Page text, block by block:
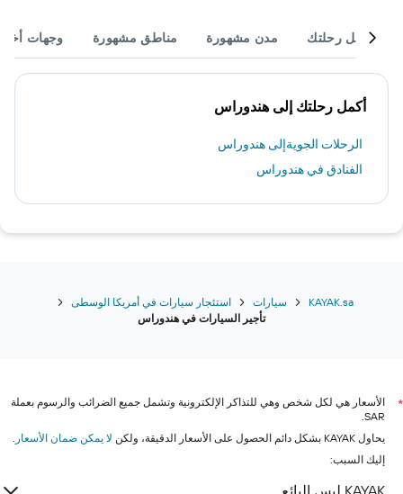
أكمل رحلتك مدن مشهورة مناطق مشهورة وجهات
أكمل رحلتك إلى هندوراس
الرحلات الجويةإلى هندوراس
الفنادق في هندوراس
KAYAK.sa سيارات
استئجار سيارات في أمريكا الوسطى
تأجير السيارات في هندوراس
*
الأسعار هي لكل شخص وهي للتذاكر الإلكترونية وتشمل جميع الضرائب والرسوم بعملة
SAR.
يحاول KAYAK بشكل دائم الحصول على الأسعار الدقيقة، ولكن
لا يمكن ضمان الأسعار .
إليك السبب:
KAYAK ليس البائع